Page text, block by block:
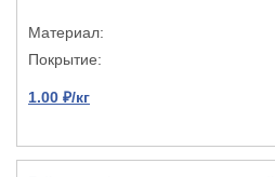
1.00 ₽/кг